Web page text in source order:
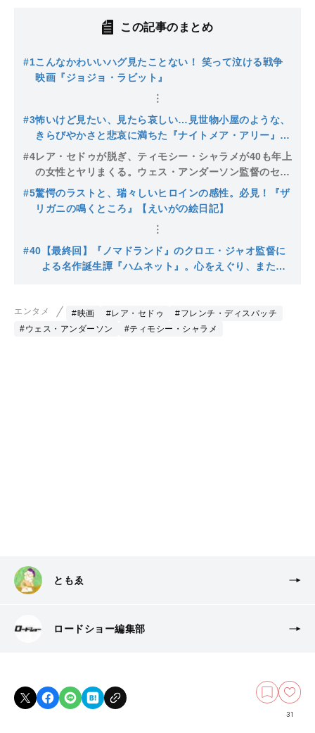
この記事のまとめ
#1こんなかわいいハグ見たことない！ 笑って泣ける戦争
映画『ジョジョ・ラビット』
#3怖いけど見たい、見たら哀しい…見世物小屋のような、
きらびやかさと悲哀に満ちた『ナイトメア・アリー』
【えいがの絵日記】
#4レア・セドゥが脱ぎ、ティモシー・シャラメが40も年上
の女性とヤリまくる。ウェス・アンダーソン監督のセン
スが炸裂する『フレンチ・ディスパッチ』【えいがの絵
日記】
#5驚愕のラストと、瑞々しいヒロインの感性。必見！『ザ
リガニの鳴くところ』【えいがの絵日記】
#40 【最終回】『ノマドランド』のクロエ・ジャオ監督に
よる名作誕生譚『ハムネット』。心をえぐり、また癒
エンタメ #映画 #レア・セドゥ
#フレンチ・ディスパッチ
#ウェス・アンダーソン
#ティモシー・シャラメ
ともゑ
ロードショー編集部
31